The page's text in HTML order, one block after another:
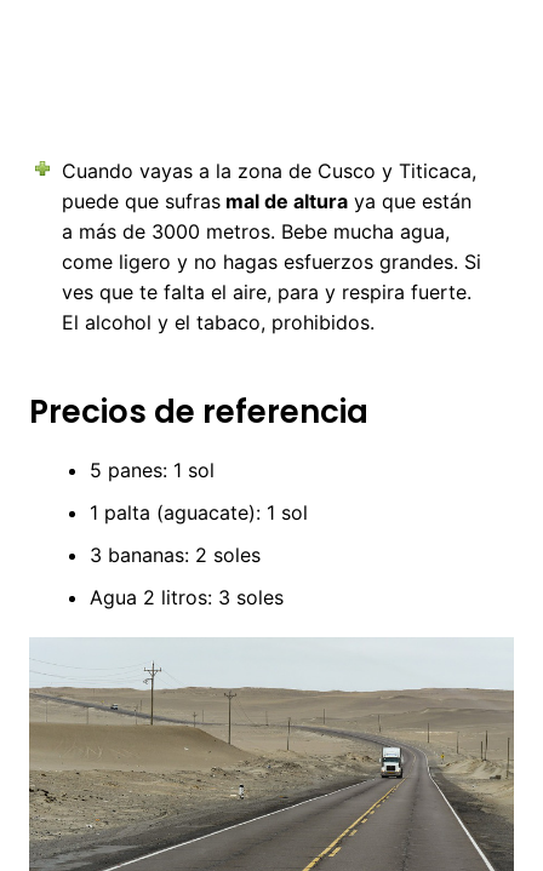
Cuando vayas a la zona de Cusco y Titicaca,
puede que sufrasmal de alturaya que están
a más de 3000 metros. Bebe mucha agua,
come ligero y no hagas esfuerzos grandes. Si
ves que te falta el aire, para y respira fuerte.
El alcohol y el tabaco, prohibidos.
Precios de referencia
5 panes: 1 sol
1 palta (aguacate): 1 sol
3 bananas: 2 soles
Agua 2 litros: 3 soles